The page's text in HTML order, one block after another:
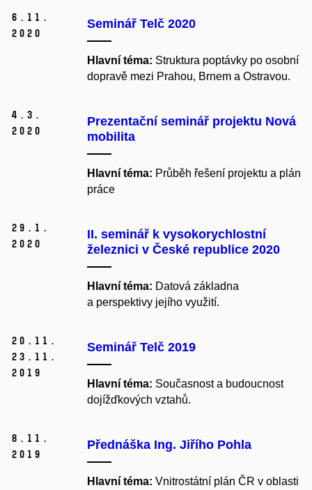
6. 11.
2020
Seminář Telč 2020
Hlavní téma: Struktura poptávky po osobní
dopravě mezi Prahou, Brnem a Ostravou.
4. 3.
2020
Prezentační seminář projektu Nová
mobilita
Hlavní téma: Průběh řešení projektu a plán
práce
29. 1.
2020
II. seminář k vysokorychlostní
železnici v České republice 2020
Hlavní téma: Datová základna
a perspektivy jejího využití.
20. 11.
23. 11.
2019
Seminář Telč 2019
Hlavní téma: Současnost a budoucnost
dojížďkových vztahů.
8. 11.
2019
Přednáška Ing. Jiřího Pohla
Hlavní téma: Vnitrostátní plán ČR v oblasti